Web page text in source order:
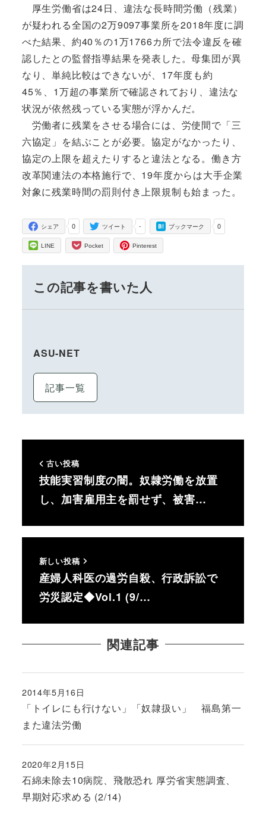
厚生労働省は24日、違法な長時間労働（残業）
が疑われる全国の2万9097事業所を2018年度に調
べた結果、約40％の1万1766カ所で法令違反を確
認したとの監督指導結果を発表した。母集団が異
なり、単純比較はできないが、17年度も約
45％、1万超の事業所で確認されており、違法な
状況が依然残っている実態が浮かんだ。
労働者に残業をさせる場合には、労使間で「三
六協定」を結ぶことが必要。協定がなかったり、
協定の上限を超えたりすると違法となる。働き方
改革関連法の本格施行で、19年度からは大手企業
対象に残業時間の罰則付き上限規制も始まった。
0
シェア -
ツイート 0
ブックマーク
LINE Pocket Pinterest
この記事を書いた人
ASU-NET
記事一覧
古い投稿
技能実習制度の闇。奴隷労働を放置
し、加害雇用主を罰せず、被害…
新しい投稿
産婦人科医の過労自殺、行政訴訟で
労災認定◆Vol.1 (9/…
関連記事
「トイレにも行けない」「奴隷扱い」 福島第一
また違法労働
投稿日
2014年5月16日
石綿未除去10病院、飛散恐れ 厚労省実態調査、
早期対応求める (2/14)
投稿日
2020年2月15日